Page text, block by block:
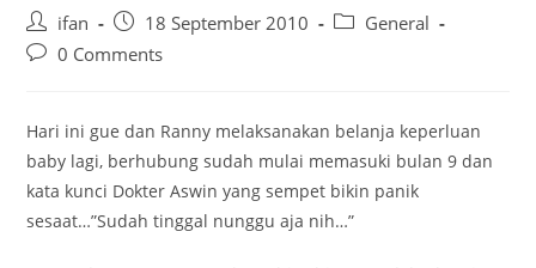
Post
author:
ifan
Post
published:
18 September 2010
PostGeneral
Post0 Comments
Hari ini gue dan Ranny melaksanakan belanja keperluan
baby lagi, berhubung sudah mulai memasuki bulan 9 dan
kata kunci Dokter Aswin yang sempet bikin panik
sesaat…”Sudah tinggal nunggu aja nih…”